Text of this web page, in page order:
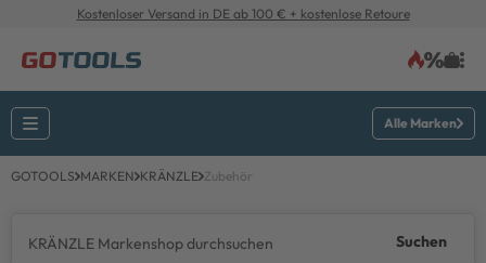
Kostenloser Versand in DE ab 100 € + kostenlose Retoure
Alle Marken
GOTOOLS MARKEN KRÄNZLE Zubehör
Suchen